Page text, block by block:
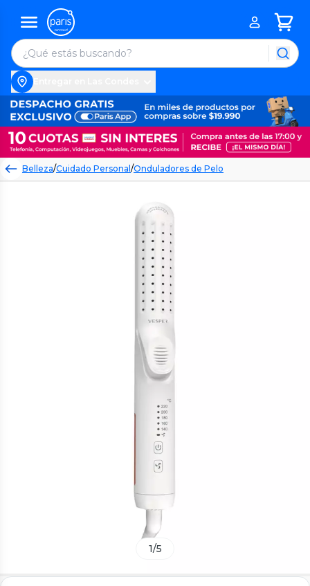
Belleza/Cuidado Personal/Onduladores de Pelo
1/5